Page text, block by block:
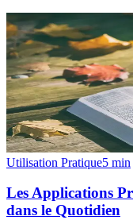
Utilisation Pratique5 min
Les Applications
dans le Quotidien